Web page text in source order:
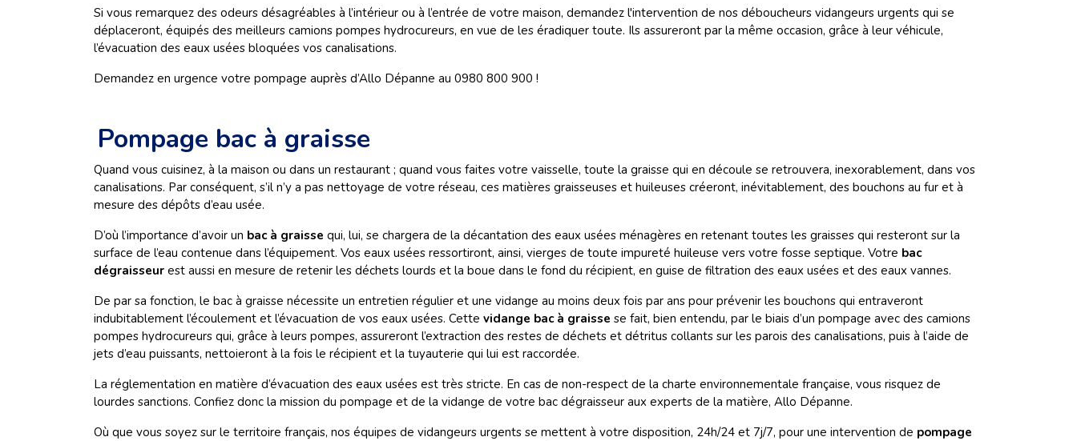
Si vous remarquez des odeurs désagréables à l’intérieur ou à l’entrée de votre maison, demandez l'intervention de nos déboucheurs vidangeurs urgents qui se
déplaceront, équipés des meilleurs camions pompes hydrocureurs, en vue de les éradiquer toute. Ils assureront par la même occasion, grâce à leur véhicule,
l’évacuation des eaux usées bloquées vos canalisations.
Demandez en urgence votre pompage auprès d’Allo Dépanne au 0980 800 900 !
Pompage bac à graisse
Quand vous cuisinez, à la maison ou dans un restaurant ; quand vous faites votre vaisselle, toute la graisse qui en découle se retrouvera, inexorablement, dans vos
canalisations. Par conséquent, s’il n’y a pas nettoyage de votre réseau, ces matières graisseuses et huileuses créeront, inévitablement, des bouchons au fur et à
mesure des dépôts d’eau usée.
D’où l’importance d’avoir un bac à graisse qui, lui, se chargera de la décantation des eaux usées ménagères en retenant toutes les graisses qui resteront sur la
surface de l’eau contenue dans l’équipement. Vos eaux usées ressortiront, ainsi, vierges de toute impureté huileuse vers votre fosse septique. Votre bac
dégraisseur est aussi en mesure de retenir les déchets lourds et la boue dans le fond du récipient, en guise de filtration des eaux usées et des eaux vannes.
De par sa fonction, le bac à graisse nécessite un entretien régulier et une vidange au moins deux fois par ans pour prévenir les bouchons qui entraveront
indubitablement l’écoulement et l’évacuation de vos eaux usées. Cette vidange bac à graisse se fait, bien entendu, par le biais d’un pompage avec des camions
pompes hydrocureurs qui, grâce à leurs pompes, assureront l’extraction des restes de déchets et détritus collants sur les parois des canalisations, puis à l’aide de
jets d’eau puissants, nettoieront à la fois le récipient et la tuyauterie qui lui est raccordée.
La réglementation en matière d’évacuation des eaux usées est très stricte. En cas de non-respect de la charte environnementale française, vous risquez de
lourdes sanctions. Confiez donc la mission du pompage et de la vidange de votre bac dégraisseur aux experts de la matière, Allo Dépanne.
Où que vous soyez sur le territoire français, nos équipes de vidangeurs urgents se mettent à votre disposition, 24h/24 et 7j/7, pour une intervention de pompage